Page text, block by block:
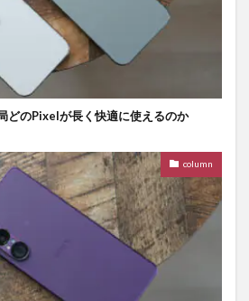
どのPixelが長く快適に使えるのか
column